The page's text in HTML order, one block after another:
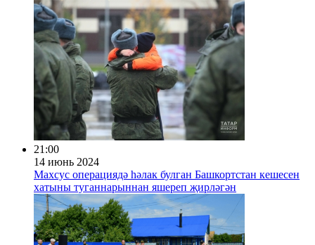
21:00
14 июнь 2024
Махсус операциядә һәлак булган Башкортстан кешесен
хатыны туганнарыннан яшереп җирләгән